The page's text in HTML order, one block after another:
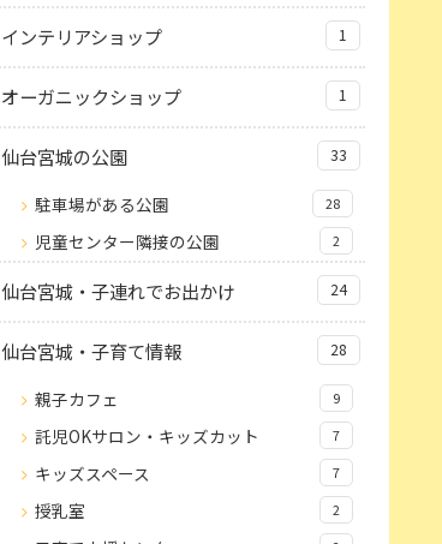
インテリアショップ 1
オーガニックショップ 1
仙台宮城の公園 33
駐車場がある公園 28
児童センター隣接の公園 2
仙台宮城・子連れでお出かけ 24
仙台宮城・子育て情報 28
親子カフェ 9
託児OKサロン・キッズカット 7
キッズスペース 7
授乳室 2